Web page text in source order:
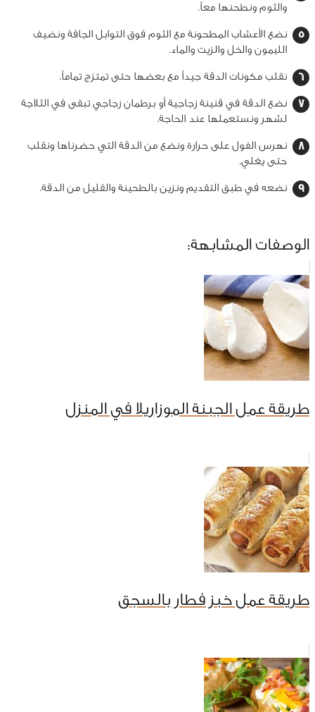
والثوم ونطحنها معاً.
نضع الأعشاب المطحونة مع الثوم فوق التوابل الجافة ونضيف
الليمون والخل والزيت والماء.
نقلب مكونات الدقة جيداً مع بعضها حتى تمتزج تماماً.
نضع الدقة في قنينة زجاجية أو برطمان زجاجي تبقى في الثلاجة
لشهر ونستعملها عند الحاجة.
نهرس الفول على حرارة ونضع من الدقة التي حضرناها ونقلب
حتى يغلي.
نضعه في طبق التقديم ونزين بالطحينة والقليل من الدقة.
الوصفات المشابهة:
طريقة عمل الجبنة الموزاريلا في المنزل
طريقة عمل خبز فطار بالسجق